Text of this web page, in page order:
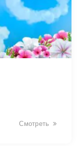
Смотреть